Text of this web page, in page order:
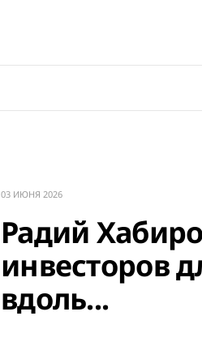
03 ИЮНЯ 2026
Радий
инвесторов
вдоль...